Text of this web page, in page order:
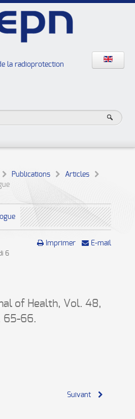
la radioprotection
Publications
Articles
Imprimer E-mail
6
of Health, Vol. 48,
65-66.
Suivant